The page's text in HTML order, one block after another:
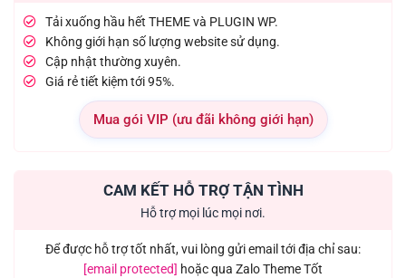
Tải xuống hầu hết THEME và PLUGIN WP.
Không giới hạn số lượng website sử dụng.
Cập nhật thường xuyên.
Giá rẻ tiết kiệm tới 95%.
Mua gói VIP (ưu đãi không giới hạn)
CAM KẾT HỖ TRỢ TẬN TÌNH
Hỗ trợ mọi lúc mọi nơi.
Để được hỗ trợ tốt nhất, vui lòng gửi email tới địa chỉ sau:
[email protected] hoặc qua Zalo Theme Tốt